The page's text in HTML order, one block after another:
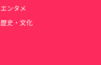
エンタメ
歴史・文化